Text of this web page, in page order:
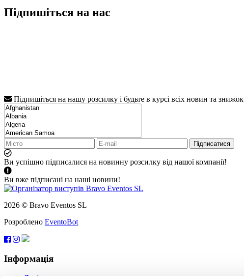
Підпишіться на нас
Підпишіться на нашу розсилку і будьте в курсі всіх новин та знижок
Підписатися
Ви успішно підписалися на новинну розсилку від нашої компанії!
Ви вже підписані на наші новини!
2026 © Bravo Eventos SL
Розроблено EventoBot
Інформація